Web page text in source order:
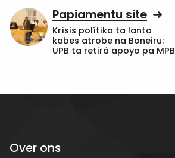
Papiamentu site
Krísis polítiko ta lanta
kabes atrobe na Boneiru:
UPB ta retirá apoyo pa MPB
Over ons